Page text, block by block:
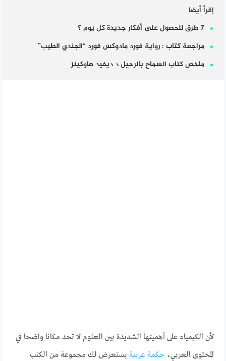
إقرأ أيضا
7 طرق للحصول على أفكار جديدة كل يوم ؟
مراجعة كتاب : رواية فورد مادوكس فورد “الجندي الطيب”
ملخص كتاب السماح بالرحيل د ديفيد هاوكينز
لأن الكيمياء على أهميتها الشديدة بين العلوم لا تجد مكانا واضحا في
المحتوى العربي، حكمة عربية يستعرض لك مجموعة من الكتب